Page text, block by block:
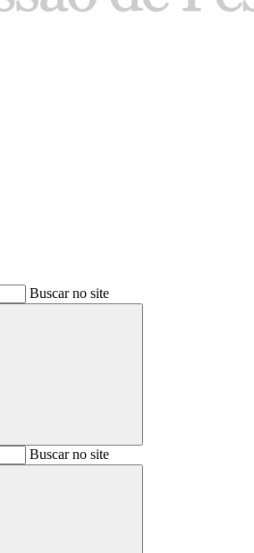
Buscar no site
BuscarBuscar no site